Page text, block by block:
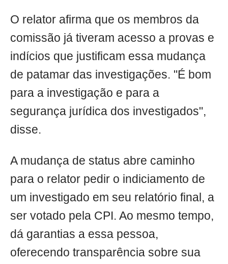
O relator afirma que os membros da
comissão já tiveram acesso a provas e
indícios que justificam essa mudança
de patamar das investigações. "É bom
para a investigação e para a
segurança jurídica dos investigados",
disse.
A mudança de status abre caminho
para o relator pedir o indiciamento de
um investigado em seu relatório final, a
ser votado pela CPI. Ao mesmo tempo,
dá garantias a essa pessoa,
oferecendo transparência sobre sua